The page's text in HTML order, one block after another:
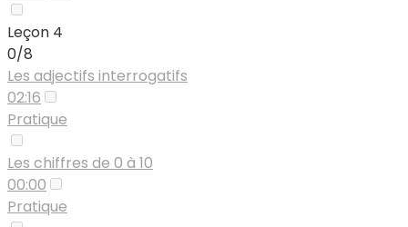
Leçon 4
0/8
Les adjectifs interrogatifs
02:16
Pratique
Les chiffres de 0 à 10
00:00
Pratique